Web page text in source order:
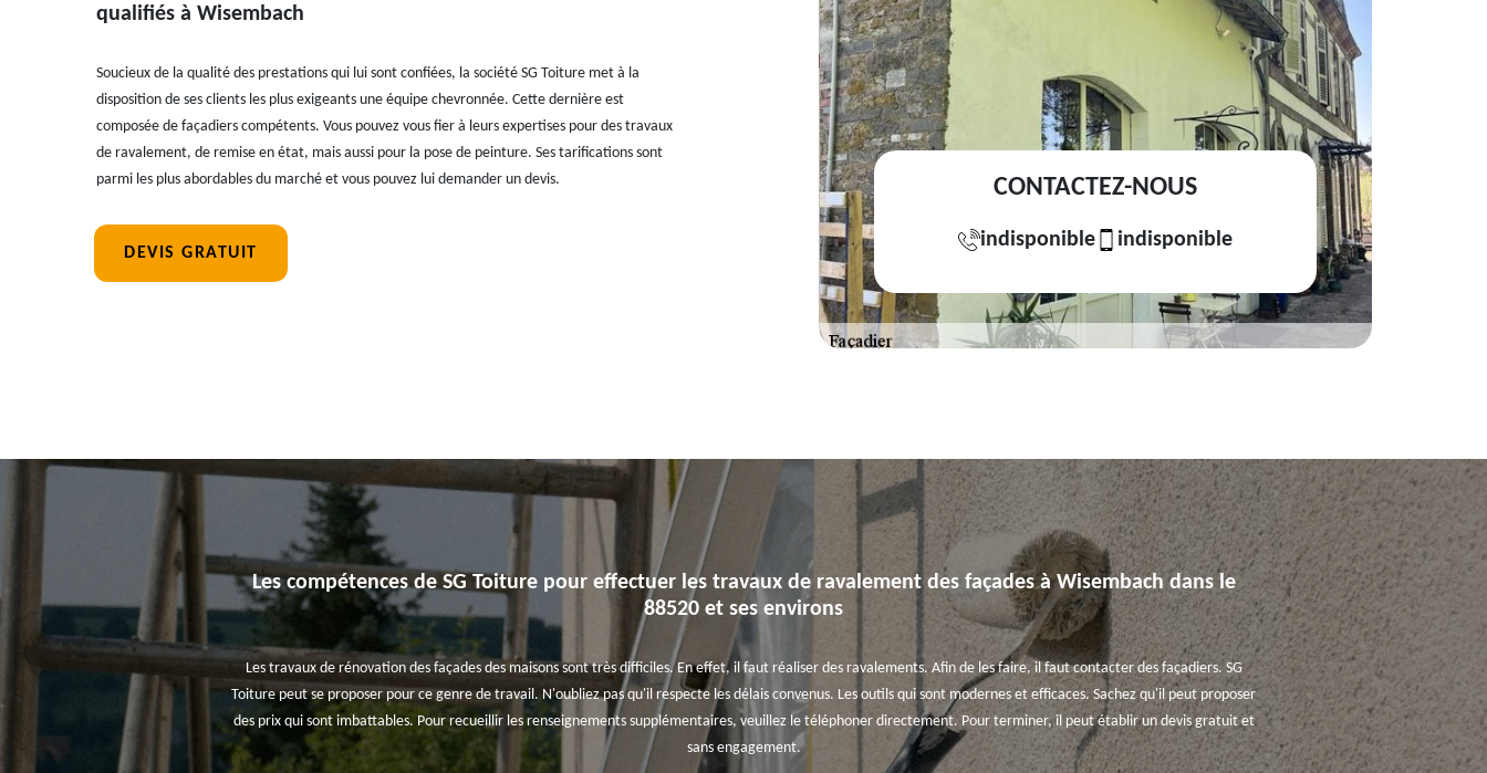
qualifiés à Wisembach
Soucieux de la qualité des prestations qui lui sont confiées, la société SG Toiture met à la
disposition de ses clients les plus exigeants une équipe chevronnée. Cette dernière est
composée de façadiers compétents. Vous pouvez vous fier à leurs expertises pour des travaux
de ravalement, de remise en état, mais aussi pour la pose de peinture. Ses tarifications sont
parmi les plus abordables du marché et vous pouvez lui demander un devis.
DEVIS GRATUIT
CONTACTEZ-NOUS
indisponible indisponible
Les compétences de SG Toiture pour effectuer les travaux de ravalement des façades à Wisembach dans le
88520 et ses environs
Les travaux de rénovation des façades des maisons sont très difficiles. En effet, il faut réaliser des ravalements. Afin de les faire, il faut contacter des façadiers. SG
Toiture peut se proposer pour ce genre de travail. N'oubliez pas qu'il respecte les délais convenus. Les outils qui sont modernes et efficaces. Sachez qu'il peut proposer
des prix qui sont imbattables. Pour recueillir les renseignements supplémentaires, veuillez le téléphoner directement. Pour terminer, il peut établir un devis gratuit et
sans engagement.